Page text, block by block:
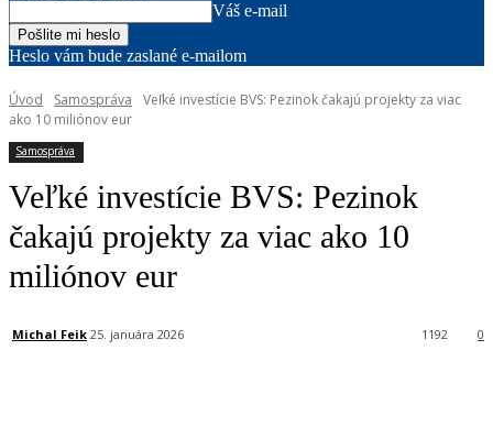
Váš e-mail
Heslo vám bude zaslané e-mailom
Úvod Samospráva
Veľké investície BVS: Pezinok čakajú projekty za viac
ako 10 miliónov eur
Samospráva
Veľké investície BVS: Pezinok
čakajú projekty za viac ako 10
miliónov eur
Michal Feik 25. januára 2026 0
1192